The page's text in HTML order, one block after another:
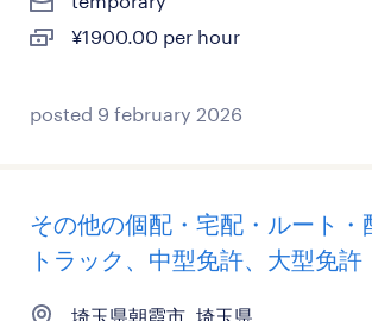
¥1900.00 per hour
posted 9 february 2026
その他の個配・宅配・ルート・
トラック、中型免許、大型免許
埼玉県朝霞市, 埼玉県